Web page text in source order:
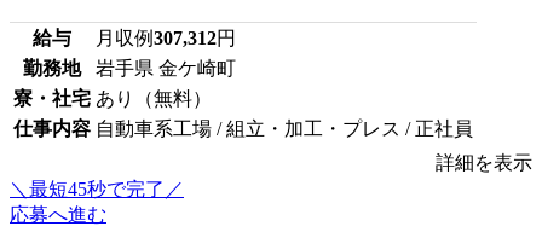
給与 月収例307,312円
勤務地
岩手県 金ケ崎町
寮・社宅 あり（無料）
仕事内容 自動車系工場 / 組立・加工・プレス / 正社員
詳細を表示
＼最短45秒で完了／
応募へ進む